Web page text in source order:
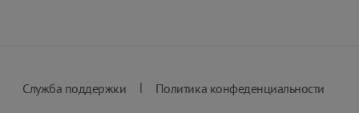
Служба поддержки | Политика конфеденциальности